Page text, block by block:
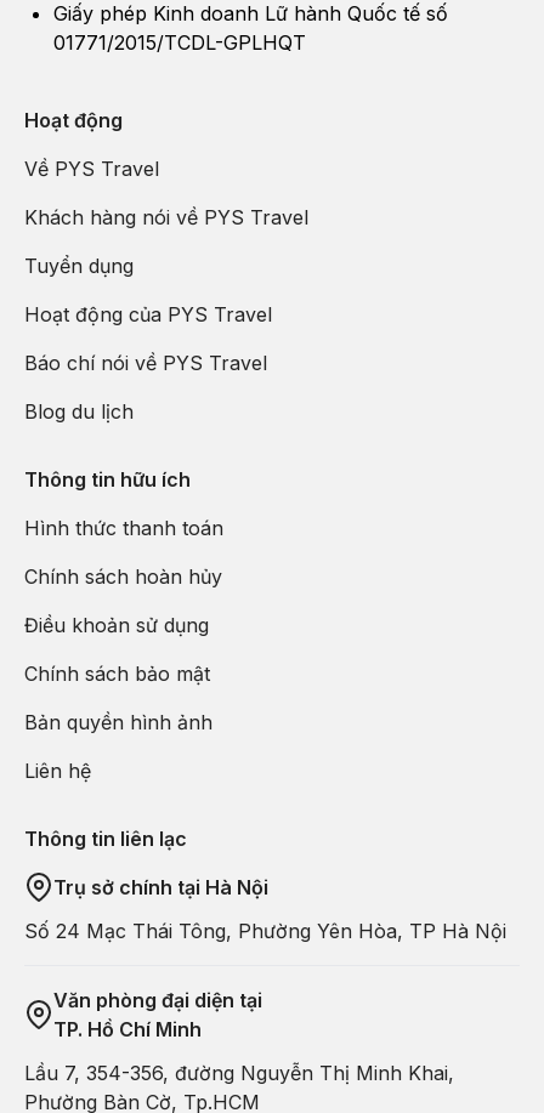
Giấy phép Kinh doanh Lữ hành Quốc tế số
01771/2015/TCDL-GPLHQT
Hoạt động
Về PYS Travel
Khách hàng nói về PYS Travel
Tuyển dụng
Hoạt động của PYS Travel
Báo chí nói về PYS Travel
Blog du lịch
Thông tin hữu ích
Hình thức thanh toán
Chính sách hoàn hủy
Điều khoản sử dụng
Chính sách bảo mật
Bản quyền hình ảnh
Liên hệ
Thông tin liên lạc
Trụ sở chính tại Hà Nội
Số 24 Mạc Thái Tông, Phường Yên Hòa, TP Hà Nội
Văn phòng đại diện tại
TP. Hồ Chí Minh
Lầu 7, 354-356, đường Nguyễn Thị Minh Khai,
Phường Bàn Cờ, Tp.HCM